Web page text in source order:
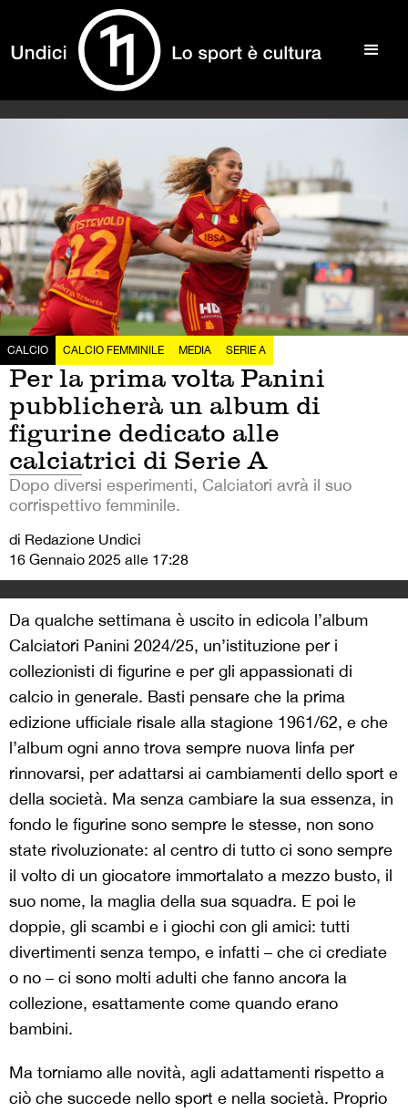
CALCIO CALCIO FEMMINILE MEDIA SERIE A
Per la prima volta Panini
pubblicherà un album di
figurine dedicato alle
calciatrici di Serie A
Dopo diversi esperimenti, Calciatori avrà il suo
corrispettivo femminile.
di Redazione Undici
16 Gennaio 2025 alle 17:28
Da qualche settimana è uscito in edicola l’album
Calciatori Panini 2024/25, un’istituzione per i
collezionisti di figurine e per gli appassionati di
calcio in generale. Basti pensare che la prima
edizione ufficiale risale alla stagione 1961/62, e che
l’album ogni anno trova sempre nuova linfa per
rinnovarsi, per adattarsi ai cambiamenti dello sport e
della società. Ma senza cambiare la sua essenza, in
fondo le figurine sono sempre le stesse, non sono
state rivoluzionate: al centro di tutto ci sono sempre
il volto di un giocatore immortalato a mezzo busto, il
suo nome, la maglia della sua squadra. E poi le
doppie, gli scambi e i giochi con gli amici: tutti
divertimenti senza tempo, e infatti – che ci crediate
o no – ci sono molti adulti che fanno ancora la
collezione, esattamente come quando erano
bambini.
Ma torniamo alle novità, agli adattamenti rispetto a
ciò che succede nello sport e nella società. Proprio